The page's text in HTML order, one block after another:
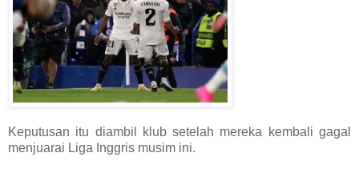
Keputusan itu diambil klub setelah mereka kembali gagal
menjuarai Liga Inggris musim ini.